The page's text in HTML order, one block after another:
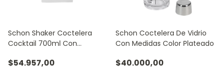
Schon Shaker Coctelera
Cocktail 700ml Con
$54.957,00
Schon Coctelera De Vidrio
Con Medidas Color Plateado
$40.000,00